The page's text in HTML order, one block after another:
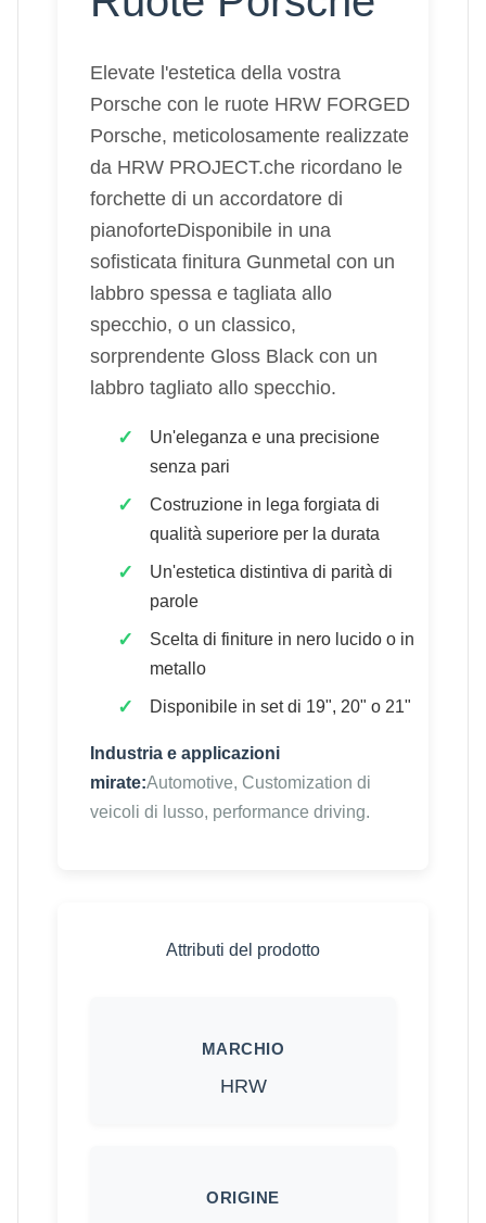
Elevate l'estetica della vostra
Porsche con le ruote HRW FORGED
Porsche, meticolosamente realizzate
da HRW PROJECT.che ricordano le
forchette di un accordatore di
pianoforteDisponibile in una
sofisticata finitura Gunmetal con un
labbro spessa e tagliata allo
specchio, o un classico,
sorprendente Gloss Black con un
labbro tagliato allo specchio.
Un'eleganza e una precisione
senza pari
Costruzione in lega forgiata di
qualità superiore per la durata
Un'estetica distintiva di parità di
parole
Scelta di finiture in nero lucido o in
metallo
Disponibile in set di 19", 20" o 21"
Industria e applicazioni
mirate:Automotive, Customization di
veicoli di lusso, performance driving.
Attributi del prodotto
MARCHIO
HRW
ORIGINE